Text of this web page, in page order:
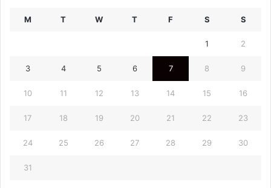
M T W T F S S
1 2
3 4 5 6 7 8 9
10 11 12 13 14 15 16
17 18 19 20 21 22 23
24 25 26 27 28 29 30
31